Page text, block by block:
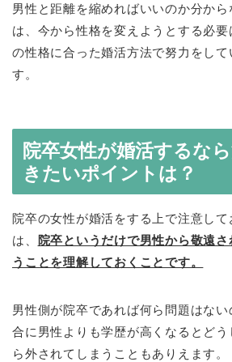
男性と距離を縮めればいいのか分か
は、今から性格を変えようとする必
の性格に合った婚活方法で努力をして
す。
院卒女性が婚活するな
きたいポイントは？
院卒の女性が婚活をする上で注意し
は、
院卒というだけで男性から敬遠
うことを理解しておくことです。
男性側が院卒であれば何ら問題はな
合に男性よりも学歴が高くなるとど
ら外されてしまうこともありえます。